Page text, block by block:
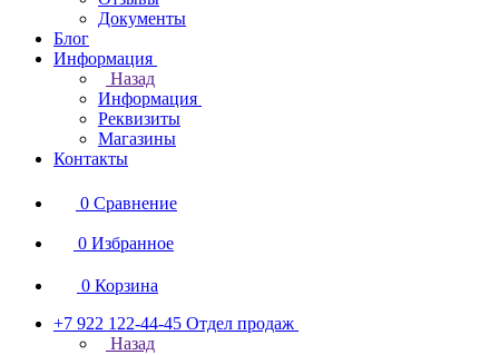
Документы
Блог
Информация
Назад
Информация
Реквизиты
Магазины
Контакты
0 Сравнение
0 Избранное
0 Корзина
+7 922 122-44-45 Отдел продаж
Назад